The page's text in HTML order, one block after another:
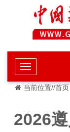
当前位置//首页
2026